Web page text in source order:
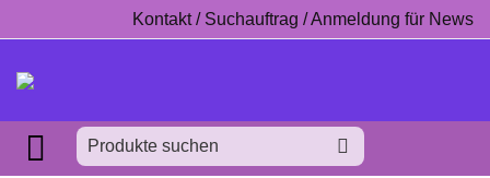
Kontakt / Suchauftrag / Anmeldung für News